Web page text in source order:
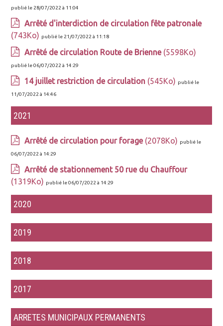
publié le 28/07/2022 à 11:04
Arrêté d'interdiction de circulation fête patronale
(743Ko) publié le 21/07/2022 à 11:18
Arrêté de circulation Route de Brienne(5598Ko)
publié le 06/07/2022 à 14:29
14 juillet restriction de circulation (545Ko) publié le
11/07/2022 à 14:46
2021
Arrêté de circulation pour forage(2078Ko) publié le
06/07/2022 à 14:29
Arrêté de stationnement 50 rue du Chauffour
(1319Ko) publié le 06/07/2022 à 14:29
2020
2019
2018
2017
ARRETES MUNICIPAUX PERMANENTS